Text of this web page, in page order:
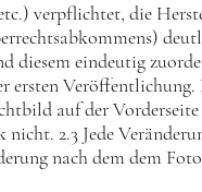
verpflichtet, die
eindeutig
Veröffentlichung.
auf der
2.3 Jede
nach dem dem